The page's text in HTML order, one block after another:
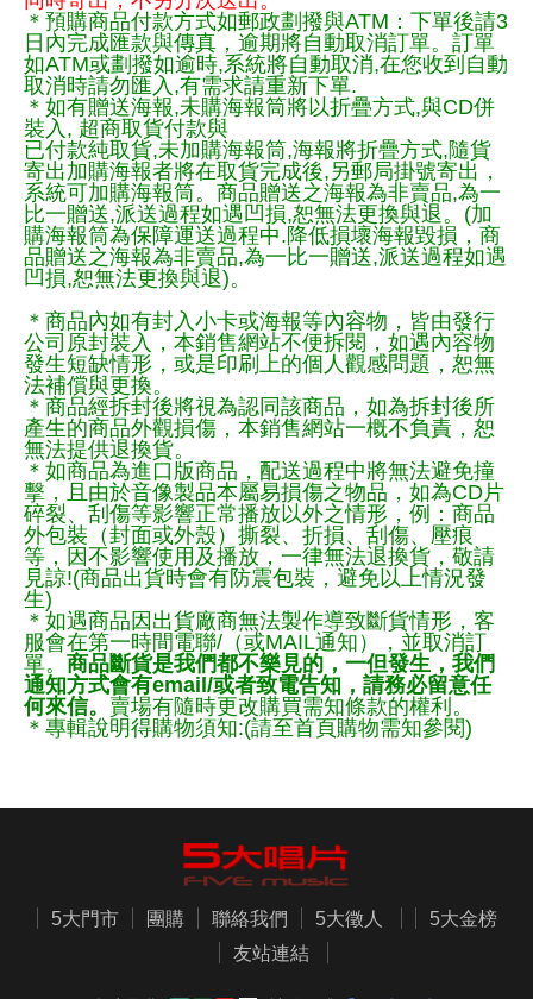
＊預購商品付款方式如郵政劃撥與ATM：下單後請3
日內完成匯款與傳真，逾期將自動取消訂單。訂單
如ATM或劃撥如逾時,系統將自動取消,在您收到自動
取消時請勿匯入,有需求請重新下單.
＊如有贈送海報,未購海報筒將以折疊方式,與CD併
裝入, 超商取貨付款與
已付款純取貨,未加購海報筒,海報將折疊方式,隨貨
寄出加購海報者將在取貨完成後,另郵局掛號寄出，
系統可加購海報筒。商品贈送之海報為非賣品,為一
比一贈送,派送過程如遇凹損,恕無法更換與退。(加
購海報筒為保障運送過程中.降低損壞海報毀損，商
品贈送之海報為非賣品,為一比一贈送,派送過程如遇
凹損,恕無法更換與退)。
＊商品內如有封入小卡或海報等內容物，皆由發行
公司原封裝入，本銷售網站不便拆閱，如遇內容物
發生短缺情形，或是印刷上的個人觀感問題，恕無
法補償與更換。
＊商品經拆封後將視為認同該商品，如為拆封後所
產生的商品外觀損傷，本銷售網站一概不負責，恕
無法提供退換貨。
＊如商品為進口版商品，配送過程中將無法避免撞
擊，且由於音像製品本屬易損傷之物品，如為CD片
碎裂、刮傷等影響正常播放以外之情形，例：商品
外包裝（封面或外殼）撕裂、折損、刮傷、壓痕
等，因不影響使用及播放，一律無法退換貨，敬請
見諒!(商品出貨時會有防震包裝，避免以上情況發
生)
＊如遇商品因出貨廠商無法製作導致斷貨情形，客
服會在第一時間電聯/（或MAIL通知），並取消訂
單。 商品斷貨是我們都不樂見的，一但發生，我們
通知方式會有email/或者致電告知，請務必留意任
何來信。 賣場有隨時更改購買需知條款的權利。
＊專輯說明得購物須知:(請至首頁購物需知參閱)
5大門市 團購 聯絡我們 5大徵人
5大金榜
友站連結